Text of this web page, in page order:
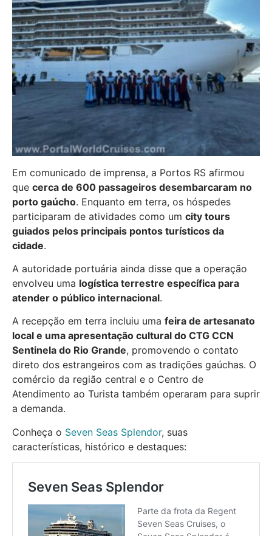
Em comunicado de imprensa, a Portos RS afirmou
que cerca de 600 passageiros desembarcaram no
porto gaúcho. Enquanto em terra, os hóspedes
participaram de atividades como um city tours
guiados pelos principais pontos turísticos da
cidade.
A autoridade portuária ainda disse que a operação
envolveu uma logística terrestre específica para
atender o público internacional.
A recepção em terra incluiu uma feira de artesanato
local e uma apresentação cultural do CTG CCN
Sentinela do Rio Grande, promovendo o contato
direto dos estrangeiros com as tradições gaúchas. O
comércio da região central e o Centro de
Atendimento ao Turista também operaram para suprir
a demanda.
Conheça o Seven Seas Splendor, suas
características, histórico e destaques: